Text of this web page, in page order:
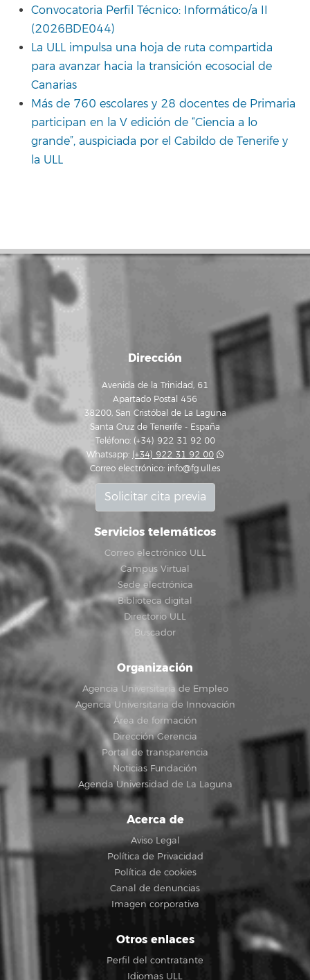
Convocatoria Perfil Técnico: Informático/a II
(2026BDE044)
La ULL impulsa una hoja de ruta compartida
para avanzar hacia la transición ecosocial de
Canarias
Más de 760 escolares y 28 docentes de Primaria
participan en la V edición de “Ciencia a lo
grande”, auspiciada por el Cabildo de Tenerife y
la ULL
Dirección
Avenida de la Trinidad, 61
Apartado Postal 456
38200, San Cristóbal de La Laguna
Santa Cruz de Tenerife - España
Teléfono: (+34) 922 31 92 00
Whatsapp: (+34) 922 31 92 00
Correo electrónico: info@fg.ull.es
Solicitar cita previa
Servicios telemáticos
Correo electrónico ULL
Campus Virtual
Sede electrónica
Biblioteca digital
Directorio ULL
Buscador
Organización
Agencia Universitaria de Empleo
Agencia Universitaria de Innovación
Área de formación
Dirección Gerencia
Portal de transparencia
Noticias Fundación
Agenda Universidad de La Laguna
Acerca de
Aviso Legal
Política de Privacidad
Política de cookies
Canal de denuncias
Imagen corporativa
Otros enlaces
Perfil del contratante
Idiomas ULL